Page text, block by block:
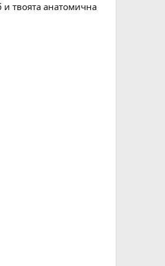
и твоята анатомична